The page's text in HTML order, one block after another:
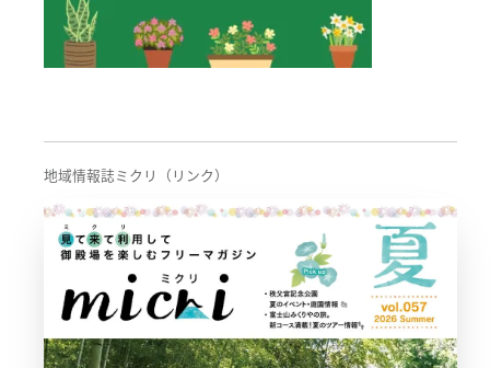
地域情報誌ミクリ（リンク）